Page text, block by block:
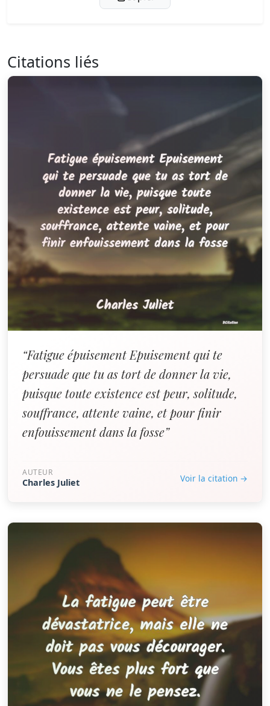
Citations liés
“Fatigue épuisement Epuisement qui te
persuade que tu as tort de donner la vie,
puisque toute existence est peur, solitude,
souffrance, attente vaine, et pour finir
enfouissement dans la fosse”
AUTEUR
Charles Juliet Voir la citation →